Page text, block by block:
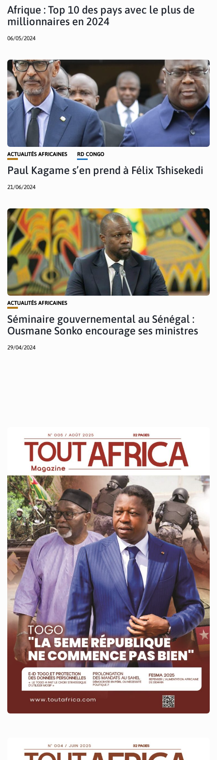
Afrique : Top 10 des pays avec le plus de
millionnaires en 2024
06/05/2024
ACTUALITÉS AFRICAINES RD CONGO
Paul Kagame s’en prend à Félix Tshisekedi
21/06/2024
ACTUALITÉS AFRICAINES
Séminaire gouvernemental au Sénégal :
Ousmane Sonko encourage ses ministres
29/04/2024